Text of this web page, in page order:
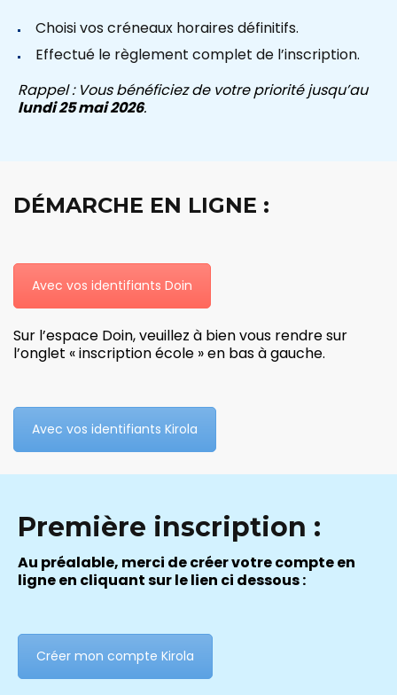
Choisi vos créneaux horaires définitifs.
Effectué le règlement complet de l’inscription.
Rappel : Vous bénéficiez de votre priorité jusqu’au
lundi 25 mai 2026.
DÉMARCHE EN LIGNE :
Avec vos identifiants Doin
Sur l’espace Doin, veuillez à bien vous rendre sur
l’onglet « inscription école » en bas à gauche.
Avec vos identifiants Kirola
Première inscription :
Au préalable, merci de créer votre compte en
ligne en cliquant sur le lien ci dessous :
Créer mon compte Kirola